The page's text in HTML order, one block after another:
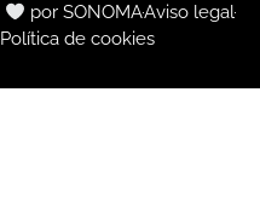
por SONOMAAviso legal
Política de cookies